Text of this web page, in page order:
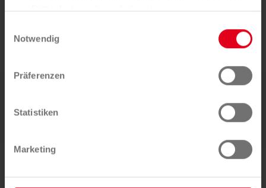
von Drittanbietern als auch den eigenen, zu.
selbst zu entscheiden, welche Cookies-Setzung Sie
Selbstverständlich können Sie über Consent Button in
der linken unteren Ecke die gesetzte Zustimmung
Nähere Informationen finden Sie in unserer
finden Sie
Notwendig
Präferenzen
Statistiken
Marketing
Sie möchten diesen Service nutzen?